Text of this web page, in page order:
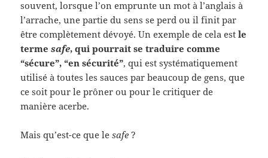
souvent, lorsque l’on emprunte un mot à l’anglais à
l’arrache, une partie du sens se perd ou il finit par
être complètement dévoyé. Un exemple de cela est le
termesafe, qui pourrait se traduire comme
“sécure”, “en sécurité”, qui est systématiquement
utilisé à toutes les sauces par beaucoup de gens, que
ce soit pour le prôner ou pour le critiquer de
manière acerbe.
Mais qu’est-ce que lesafe?